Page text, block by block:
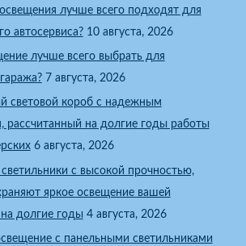
лучше всего подходят для
автосервиса? 10 августа, 2026
лучше всего выбрать для
7 августа, 2026
световой короб с надежным
рассчитанный на долгие годы работы
6 августа, 2026
светильники с высокой прочностью,
яркое освещение вашей
долгие годы 4 августа, 2026
с панельными светильниками